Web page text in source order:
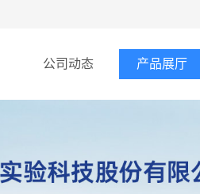
公司动态 产品展厅